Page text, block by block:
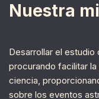
Nuestra
Desarrollar el estudio
procurando facilitar
ciencia,
sobre los eventos